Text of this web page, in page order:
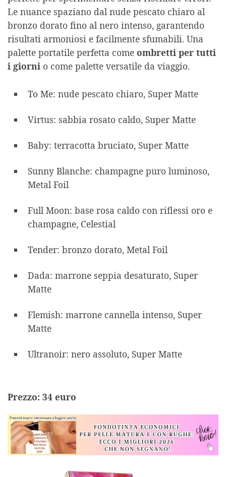
Le nuance spaziano dal nude pescato chiaro al
bronzo dorato fino al nero intenso, garantendo
risultati armoniosi e facilmente sfumabili. Una
palette portatile perfetta come ombretti per tutti
i giorni o come palette versatile da viaggio.
To Me: nude pescato chiaro, Super Matte
Virtus: sabbia rosato caldo, Super Matte
Baby: terracotta bruciato, Super Matte
Sunny Blanche: champagne puro luminoso,
Metal Foil
Full Moon: base rosa caldo con riflessi oro e
champagne, Celestial
Tender: bronzo dorato, Metal Foil
Dada: marrone seppia desaturato, Super
Matte
Flemish: marrone cannella intenso, Super
Matte
Ultranoir: nero assoluto, Super Matte
Prezzo: 34 euro